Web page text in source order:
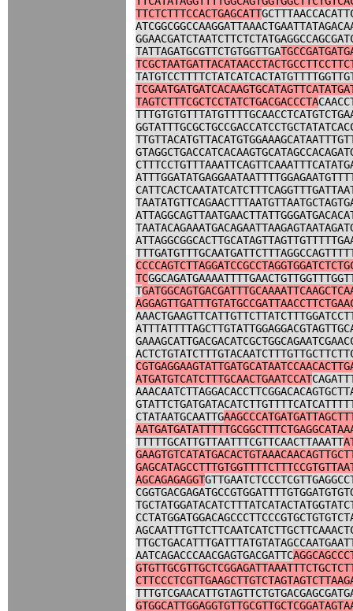
TTCTCTTTCCACTGAGCATT
TATTAGATGCGTTCTGTGGTTGA
TAGTCTTTCGCTCCTATCTGACGACCCTA
TC
T
ATGATGTCATCTTTGCAACTGAATCCAT
CTATAATGCAATTG
TTTTTGCATTGTTAATTTCGTTCAACTTAAATT
AGCAGAGAGGT
AATCAGACCCAACGAGTGACGATTC